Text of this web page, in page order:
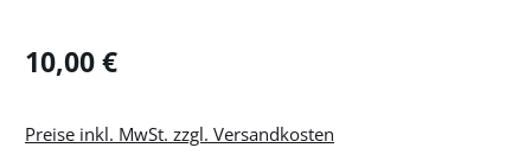
Regulärer Preis:
10,00 €
Preise inkl. MwSt. zzgl. Versandkosten